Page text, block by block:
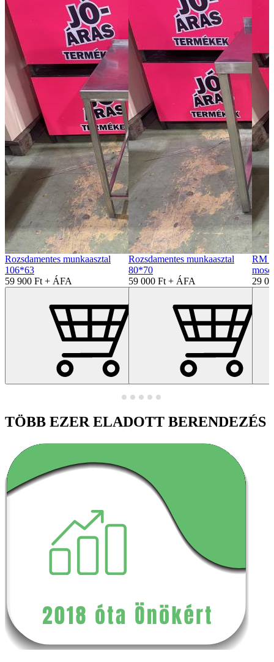
Rozsdamentes munkaasztal
106*63
59 900 Ft + ÁFA
Rozsdamentes munkaasztal
80*70
59 000 Ft + ÁFA
RM
29
TÖBB EZER ELADOTT BERENDEZÉS